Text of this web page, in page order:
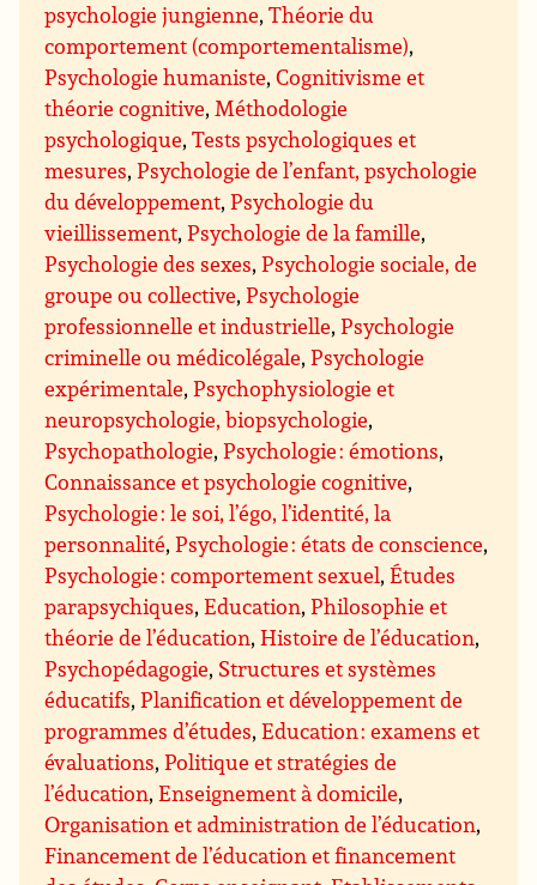
psychologie jungienne,Théorie du
comportement (comportementalisme),
Psychologie humaniste,Cognitivisme et
théorie cognitive,Méthodologie
psychologique,Tests psychologiques et
mesures,Psychologie de l’enfant, psychologie
du développement,Psychologie du
vieillissement,Psychologie de la famille,
Psychologie des sexes,Psychologie sociale, de
groupe ou collective,Psychologie
professionnelle et industrielle,Psychologie
criminelle ou médicolégale,Psychologie
expérimentale,Psychophysiologie et
neuropsychologie, biopsychologie,
Psychopathologie,Psychologie : émotions,
Connaissance et psychologie cognitive,
Psychologie : le soi, l’égo, l’identité, la
personnalité,Psychologie : états de conscience,
Psychologie : comportement sexuel,Études
parapsychiques,Education,Philosophie et
théorie de l’éducation,Histoire de l’éducation,
Psychopédagogie, Structures et systèmes
éducatifs,Planification et développement de
programmes d’études,Education : examens et
évaluations,Politique et stratégies de
l’éducation,Enseignement à domicile,
Organisation et administration de l’éducation,
Financement de l’éducation et financement